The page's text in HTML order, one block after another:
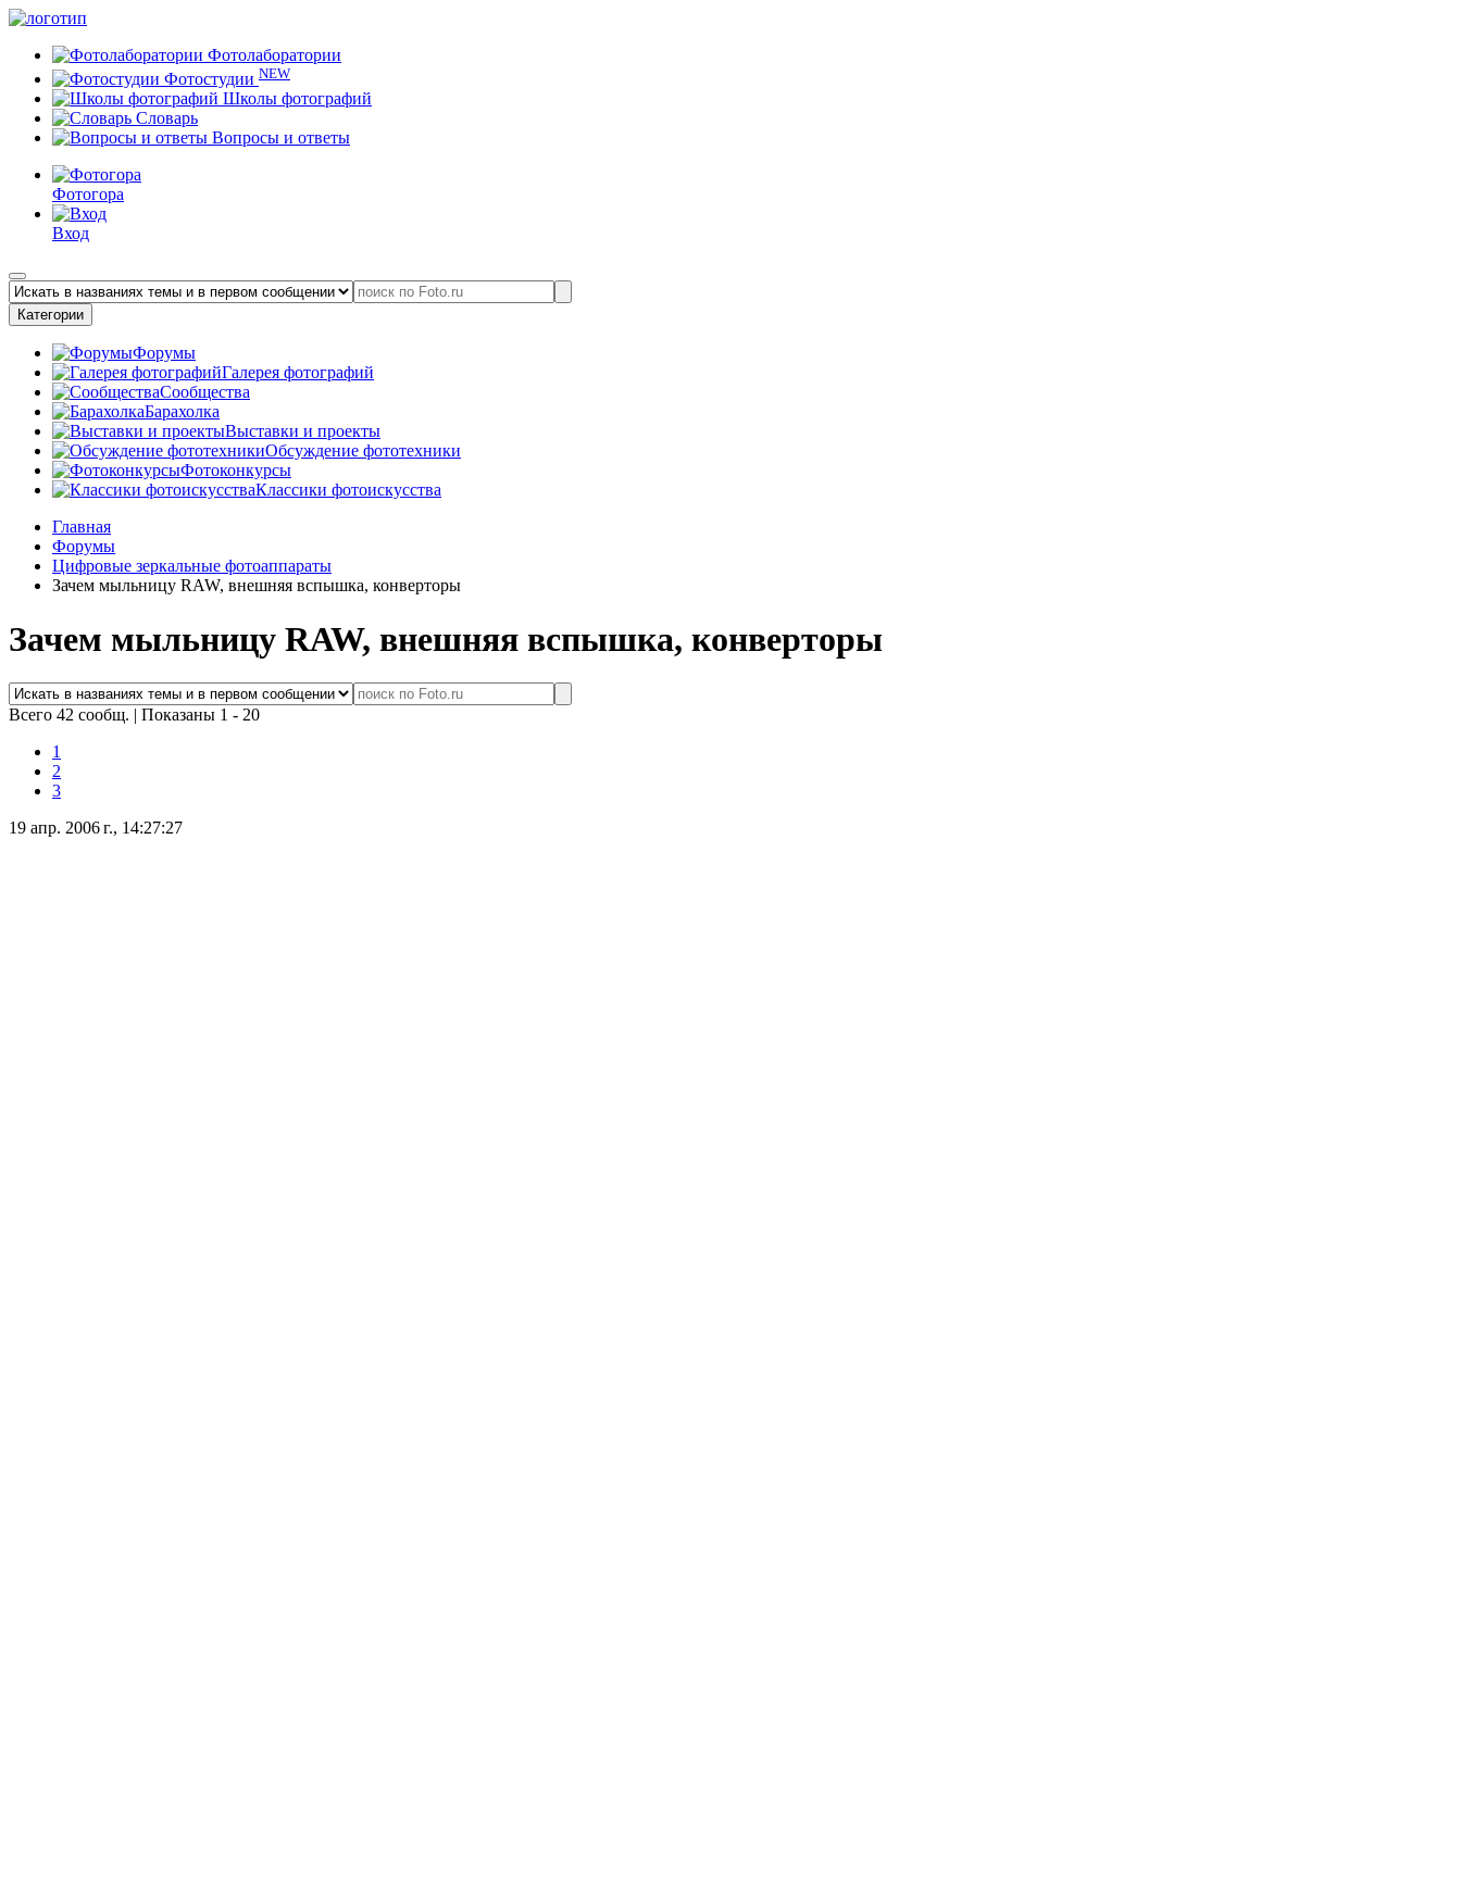
Фотолаборатории
Фотостудии NEW
Школы фотографий
Словарь
Вопросы и ответы
Фотогора
Вход
Категории
Форумы
Галерея фотографий
Сообщества
Барахолка
Выставки и проекты
Обсуждение фототехники
Фотоконкурсы
Классики фотоискусства
Главная
Форумы
Цифровые зеркальные фотоаппараты
Зачем мыльницу RAW, внешняя вспышка, конверторы
Зачем мыльницу RAW, внешняя вспышка, конверторы
Всего 42 сообщ. | Показаны 1 - 20
1
2
3
19 апр. 2006 г., 14:27:27